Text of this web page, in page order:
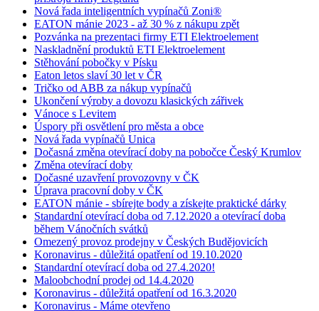
Nová řada inteligentních vypínačů Zoni®
EATON mánie 2023 - až 30 % z nákupu zpět
Pozvánka na prezentaci firmy ETI Elektroelement
Naskladnění produktů ETI Elektroelement
Stěhování pobočky v Písku
Eaton letos slaví 30 let v ČR
Tričko od ABB za nákup vypínačů
Ukončení výroby a dovozu klasických zářivek
Vánoce s Levitem
Úspory při osvětlení pro města a obce
Nová řada vypínačů Unica
Dočasná změna otevírací doby na pobočce Český Krumlov
Změna otevírací doby
Dočasné uzavření provozovny v ČK
Úprava pracovní doby v ČK
EATON mánie - sbírejte body a získejte praktické dárky
Standardní otevírací doba od 7.12.2020 a otevírací doba
během Vánočních svátků
Omezený provoz prodejny v Českých Budějovicích
Koronavirus - důležitá opatření od 19.10.2020
Standardní otevírací doba od 27.4.2020!
Maloobchodní prodej od 14.4.2020
Koronavirus - důležitá opatření od 16.3.2020
Koronavirus - Máme otevřeno